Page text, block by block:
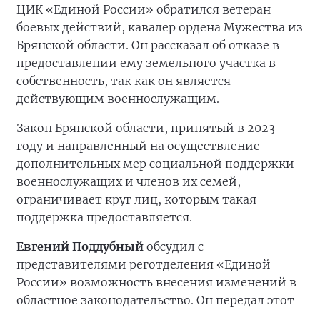
ЦИК «Единой России» обратился ветеран
боевых действий, кавалер ордена Мужества из
Брянской области. Он рассказал об отказе в
предоставлении ему земельного участка в
собственность, так как он является
действующим военнослужащим.
Закон Брянской области, принятый в 2023
году и направленный на осуществление
дополнительных мер социальной поддержки
военнослужащих и членов их семей,
ограничивает круг лиц, которым такая
поддержка предоставляется.
Евгений Поддубный обсудил с
представителями реготделения «Единой
России» возможность внесения изменений в
областное законодательство. Он передал этот